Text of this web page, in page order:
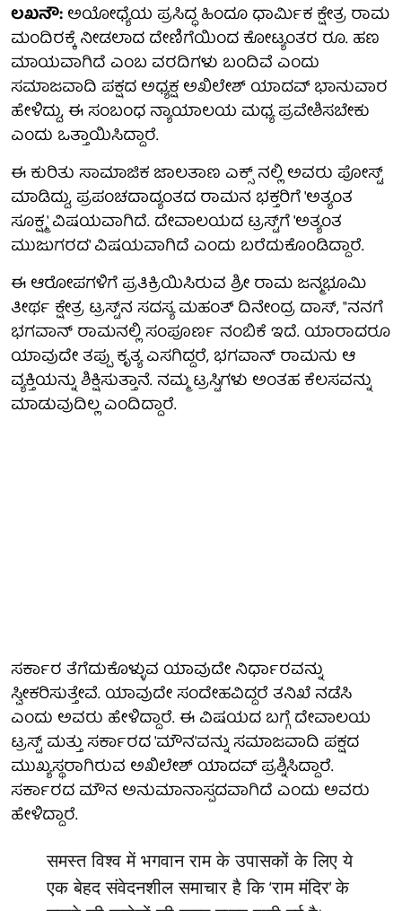
ಲಖನೌ:ಅಯೋಧ್ಯೆಯ ಪ್ರಸಿದ್ಧ ಹಿಂದೂ ಧಾರ್ಮಿಕ ಕ್ಷೇತ್ರ ರಾಮ
ಮಂದಿರಕ್ಕೆ ನೀಡಲಾದ ದೇಣಿಗೆಯಿಂದ ಕೋಟ್ಯಂತರ ರೂ. ಹಣ
ಮಾಯವಾಗಿದೆ ಎಂಬ ವರದಿಗಳು ಬಂದಿವೆ ಎಂದು
ಸಮಾಜವಾದಿ ಪಕ್ಷದ ಅಧ್ಯಕ್ಷ ಅಖಿಲೇಶ್ ಯಾದವ್ ಭಾನುವಾರ
ಹೇಳಿದ್ದು, ಈ ಸಂಬಂಧ ನ್ಯಾಯಾಲಯ ಮಧ್ಯ ಪ್ರವೇಶಿಸಬೇಕು
ಎಂದು ಒತ್ತಾಯಿಸಿದ್ದಾರೆ.
ಈ ಕುರಿತು ಸಾಮಾಜಿಕ ಜಾಲತಾಣ ಎಕ್ಸ್ ನಲ್ಲಿ ಅವರು ಪೋಸ್ಟ್
ಮಾಡಿದ್ದು, ಪ್ರಪಂಚದಾದ್ಯಂತದ ರಾಮನ ಭಕ್ತರಿಗೆ 'ಅತ್ಯಂತ
ಸೂಕ್ಷ್ಮ' ವಿಷಯವಾಗಿದೆ. ದೇವಾಲಯದ ಟ್ರಸ್ಟ್‌ಗೆ 'ಅತ್ಯಂತ
ಮುಜುಗರದ' ವಿಷಯವಾಗಿದೆ ಎಂದು ಬರೆದುಕೊಂಡಿದ್ದಾರೆ.
ಈ ಆರೋಪಗಳಿಗೆ ಪ್ರತಿಕ್ರಿಯಿಸಿರುವ ಶ್ರೀ ರಾಮ ಜನ್ಮಭೂಮಿ
ತೀರ್ಥ ಕ್ಷೇತ್ರ ಟ್ರಸ್ಟ್‌ನ ಸದಸ್ಯ ಮಹಂತ್ ದಿನೇಂದ್ರ ದಾಸ್, "ನನಗೆ
ಭಗವಾನ್ ರಾಮನಲ್ಲಿ ಸಂಪೂರ್ಣ ನಂಬಿಕೆ ಇದೆ. ಯಾರಾದರೂ
ಯಾವುದೇ ತಪ್ಪು ಕೃತ್ಯ ಎಸಗಿದ್ದರೆ, ಭಗವಾನ್ ರಾಮನು ಆ
ವ್ಯಕ್ತಿಯನ್ನು ಶಿಕ್ಷಿಸುತ್ತಾನೆ. ನಮ್ಮ ಟ್ರಸ್ಟಿಗಳು ಅಂತಹ ಕೆಲಸವನ್ನು
ಮಾಡುವುದಿಲ್ಲ ಎಂದಿದ್ದಾರೆ.
ಸರ್ಕಾರ ತೆಗೆದುಕೊಳ್ಳುವ ಯಾವುದೇ ನಿರ್ಧಾರವನ್ನು
ಸ್ವೀಕರಿಸುತ್ತೇವೆ. ಯಾವುದೇ ಸಂದೇಹವಿದ್ದರೆ ತನಿಖೆ ನಡೆಸಿ
ಎಂದು ಅವರು ಹೇಳಿದ್ದಾರೆ. ಈ ವಿಷಯದ ಬಗ್ಗೆ ದೇವಾಲಯ
ಟ್ರಸ್ಟ್ ಮತ್ತು ಸರ್ಕಾರದ 'ಮೌನ'ವನ್ನು ಸಮಾಜವಾದಿ ಪಕ್ಷದ
ಮುಖ್ಯಸ್ಥರಾಗಿರುವ ಅಖಿಲೇಶ್ ಯಾದವ್ ಪ್ರಶ್ನಿಸಿದ್ದಾರೆ.
ಸರ್ಕಾರದ ಮೌನ ಅನುಮಾನಾಸ್ಪದವಾಗಿದೆ ಎಂದು ಅವರು
ಹೇಳಿದ್ದಾರೆ.
समस्त विश्व में भगवान राम के उपासकों के लिए ये
एक बेहद संवेदनशील समाचार है कि ‘राम मंदिर’ के